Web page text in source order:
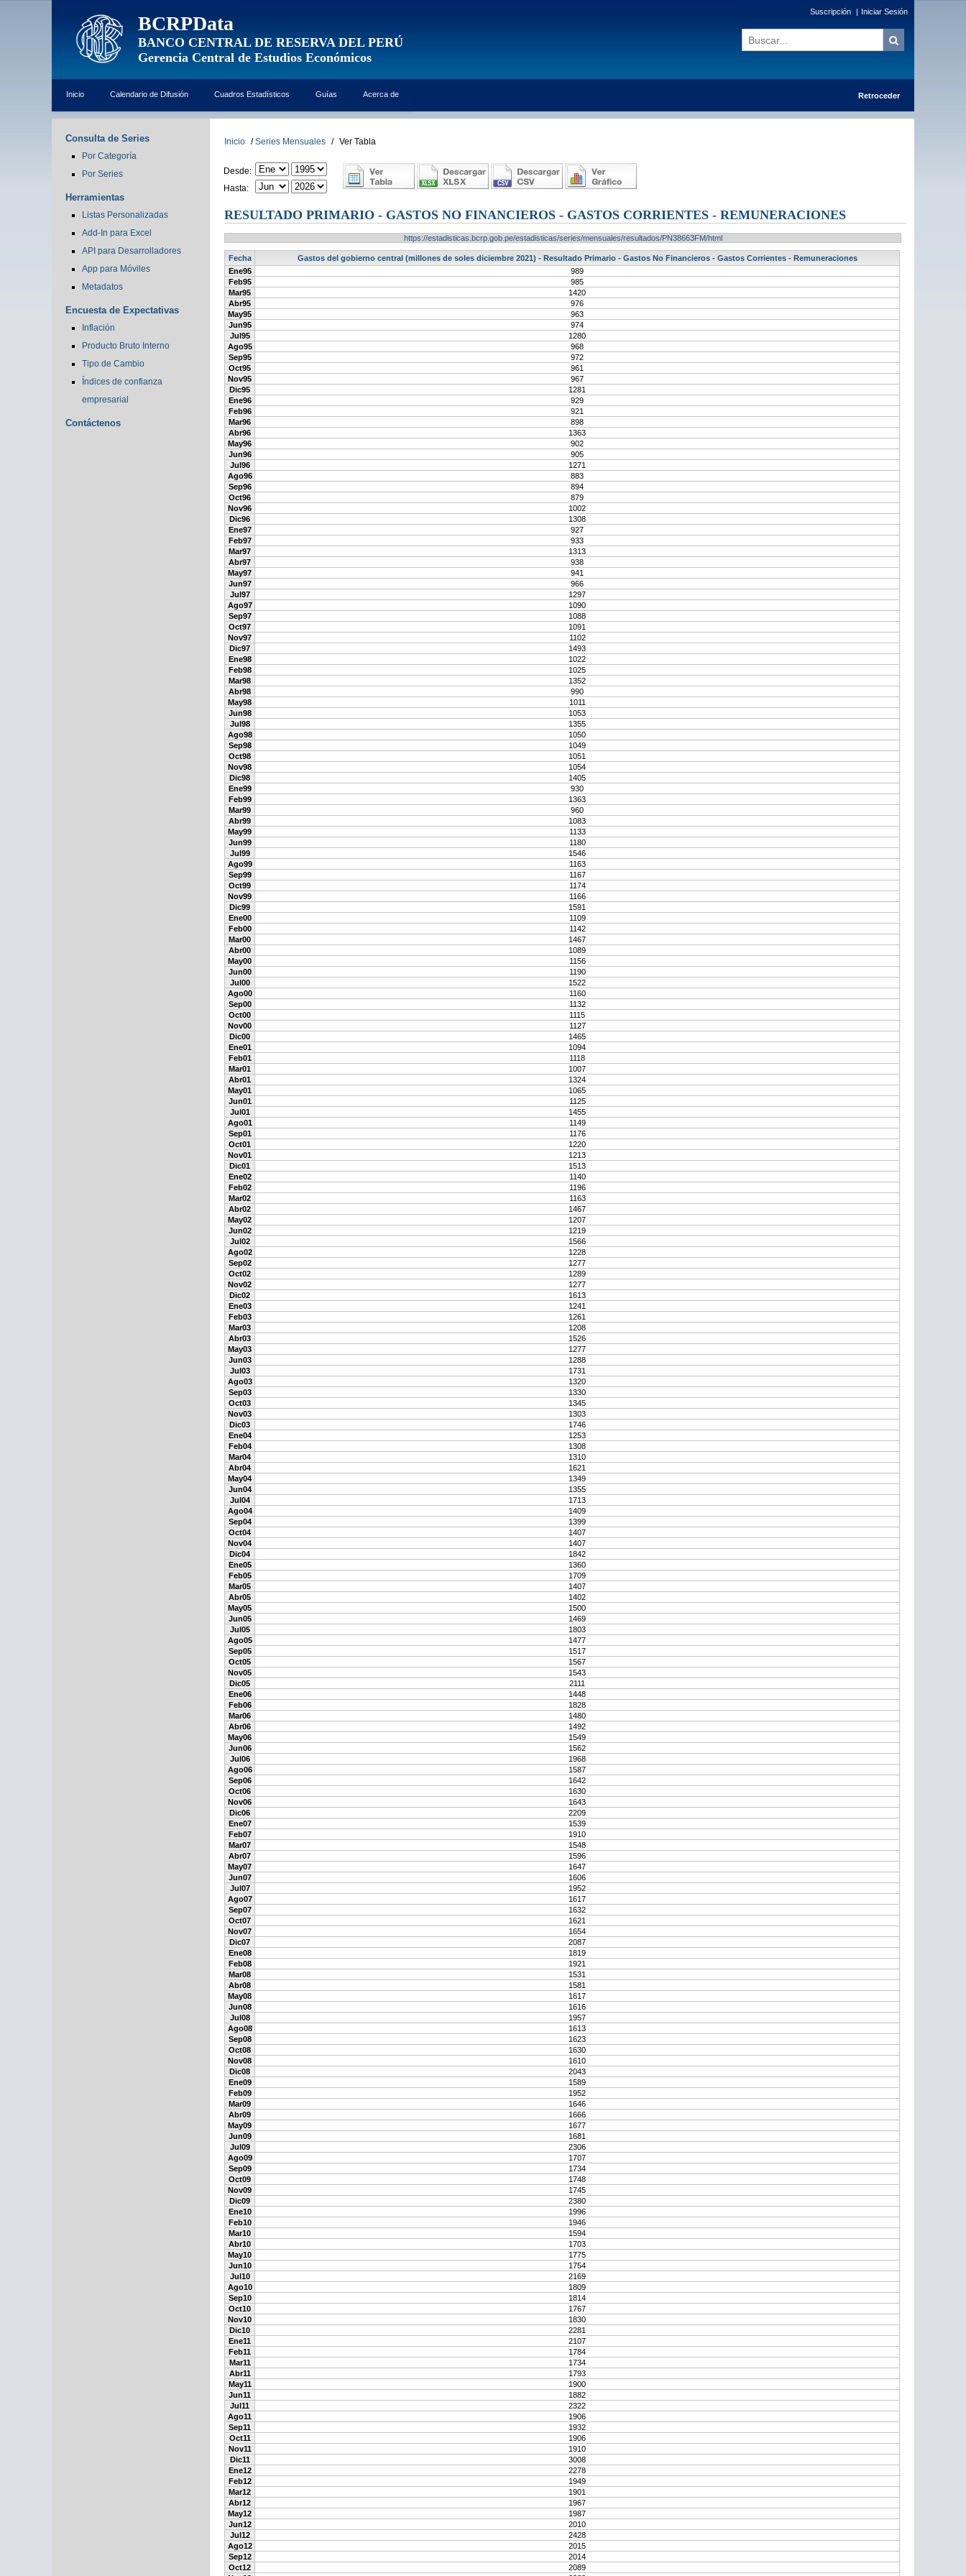
BCRPData
BANCO CENTRAL DE RESERVA DEL PERÚ
Gerencia Central de Estudios Económicos
Suscripción | Iniciar Sesión
Inicio Calendario de Difusión Cuadros Estadísticos Guías Acerca de Retroceder
Consulta de Series
Por Categoría
Por Series
Herramientas
Listas Personalizadas
Add-In para Excel
API para Desarrolladores
App para Móviles
Metadatos
Encuesta de Expectativas
Inflación
Producto Bruto Interno
Tipo de Cambio
Índices de confianza
empresarial
Contáctenos
Inicio / Series Mensuales / Ver Tabla
Desde:
Hasta:
RESULTADO PRIMARIO - GASTOS NO FINANCIEROS - GASTOS CORRIENTES - REMUNERACIONES
https://estadisticas.bcrp.gob.pe/estadisticas/series/mensuales/resultados/PN38663FM/html
Fecha
Gastos del gobierno central (millones de soles diciembre 2021) - Resultado Primario - Gastos No Financieros - Gastos Corrientes - Remuneraciones
Ene95
989
Feb95
985
Mar95
1420
Abr95
976
May95
963
Jun95
974
Jul95
1280
Ago95
968
Sep95
972
Oct95
961
Nov95
967
Dic95
1281
Ene96
929
Feb96
921
Mar96
898
Abr96
1363
May96
902
Jun96
905
Jul96
1271
Ago96
883
Sep96
894
Oct96
879
Nov96
1002
Dic96
1308
Ene97
927
Feb97
933
Mar97
1313
Abr97
938
May97
941
Jun97
966
Jul97
1297
Ago97
1090
Sep97
1088
Oct97
1091
Nov97
1102
Dic97
1493
Ene98
1022
Feb98
1025
Mar98
1352
Abr98
990
May98
1011
Jun98
1053
Jul98
1355
Ago98
1050
Sep98
1049
Oct98
1051
Nov98
1054
Dic98
1405
Ene99
930
Feb99
1363
Mar99
960
Abr99
1083
May99
1133
Jun99
1180
Jul99
1546
Ago99
1163
Sep99
1167
Oct99
1174
Nov99
1166
Dic99
1591
Ene00
1109
Feb00
1142
Mar00
1467
Abr00
1089
May00
1156
Jun00
1190
Jul00
1522
Ago00
1160
Sep00
1132
Oct00
1115
Nov00
1127
Dic00
1465
Ene01
1094
Feb01
1118
Mar01
1007
Abr01
1324
May01
1065
Jun01
1125
Jul01
1455
Ago01
1149
Sep01
1176
Oct01
1220
Nov01
1213
Dic01
1513
Ene02
1140
Feb02
1196
Mar02
1163
Abr02
1467
May02
1207
Jun02
1219
Jul02
1566
Ago02
1228
Sep02
1277
Oct02
1289
Nov02
1277
Dic02
1613
Ene03
1241
Feb03
1261
Mar03
1208
Abr03
1526
May03
1277
Jun03
1288
Jul03
1731
Ago03
1320
Sep03
1330
Oct03
1345
Nov03
1303
Dic03
1746
Ene04
1253
Feb04
1308
Mar04
1310
Abr04
1621
May04
1349
Jun04
1355
Jul04
1713
Ago04
1409
Sep04
1399
Oct04
1407
Nov04
1407
Dic04
1842
Ene05
1360
Feb05
1709
Mar05
1407
Abr05
1402
May05
1500
Jun05
1469
Jul05
1803
Ago05
1477
Sep05
1517
Oct05
1567
Nov05
1543
Dic05
2111
Ene06
1448
Feb06
1828
Mar06
1480
Abr06
1492
May06
1549
Jun06
1562
Jul06
1968
Ago06
1587
Sep06
1642
Oct06
1630
Nov06
1643
Dic06
2209
Ene07
1539
Feb07
1910
Mar07
1548
Abr07
1596
May07
1647
Jun07
1606
Jul07
1952
Ago07
1617
Sep07
1632
Oct07
1621
Nov07
1654
Dic07
2087
Ene08
1819
Feb08
1921
Mar08
1531
Abr08
1581
May08
1617
Jun08
1616
Jul08
1957
Ago08
1613
Sep08
1623
Oct08
1630
Nov08
1610
Dic08
2043
Ene09
1589
Feb09
1952
Mar09
1646
Abr09
1666
May09
1677
Jun09
1681
Jul09
2306
Ago09
1707
Sep09
1734
Oct09
1748
Nov09
1745
Dic09
2380
Ene10
1996
Feb10
1946
Mar10
1594
Abr10
1703
May10
1775
Jun10
1754
Jul10
2169
Ago10
1809
Sep10
1814
Oct10
1767
Nov10
1830
Dic10
2281
Ene11
2107
Feb11
1784
Mar11
1734
Abr11
1793
May11
1900
Jun11
1882
Jul11
2322
Ago11
1906
Sep11
1932
Oct11
1906
Nov11
1910
Dic11
3008
Ene12
2278
Feb12
1949
Mar12
1901
Abr12
1967
May12
1987
Jun12
2010
Jul12
2428
Ago12
2015
Sep12
2014
Oct12
2089